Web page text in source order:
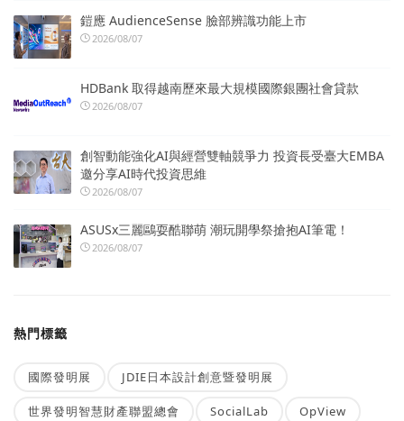
鎧應 AudienceSense 臉部辨識功能上市
2026/08/07
HDBank 取得越南歷來最大規模國際銀團社會貸款
2026/08/07
創智動能強化AI與經營雙軸競爭力 投資長受臺大EMBA
邀分享AI時代投資思維
2026/08/07
ASUSx三麗鷗耍酷聯萌 潮玩開學祭搶抱AI筆電！
2026/08/07
熱門標籤
國際發明展 JDIE日本設計創意暨發明展
世界發明智慧財產聯盟總會 SocialLab OpView